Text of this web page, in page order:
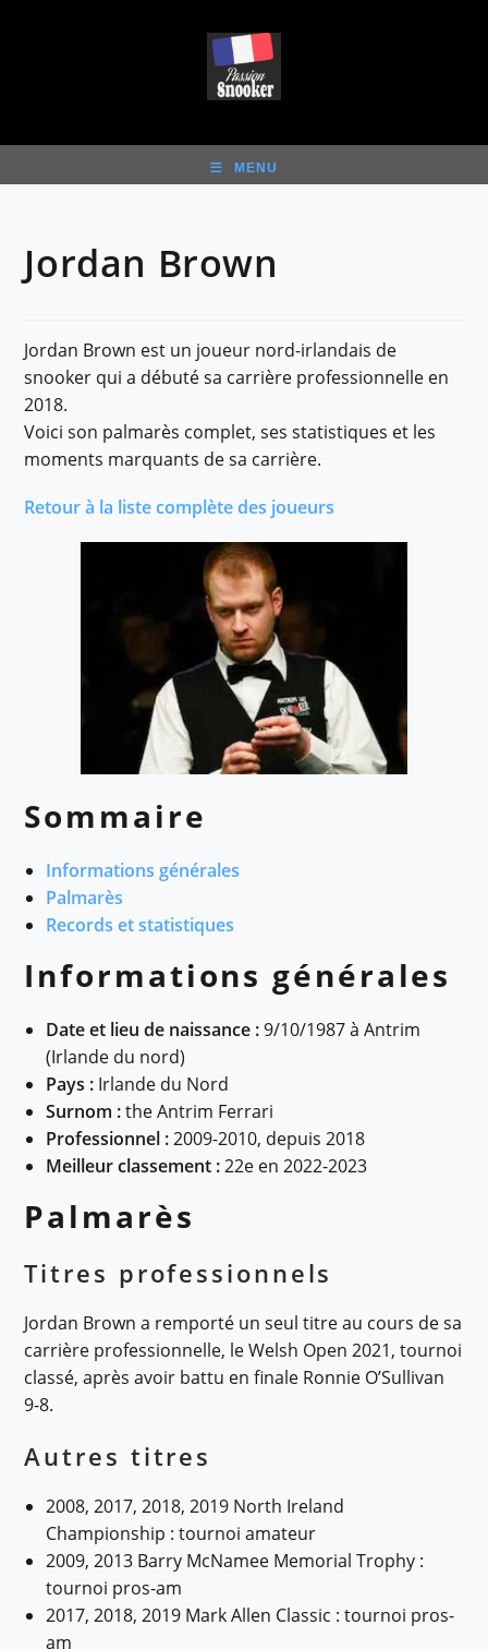
MENU
Jordan Brown
Jordan Brown est un joueur nord-irlandais de
snooker qui a débuté sa carrière professionnelle en
2018.
Voici son palmarès complet, ses statistiques et les
moments marquants de sa carrière.
Retour à la liste complète des joueurs
Sommaire
Informations générales
Palmarès
Records et statistiques
Informations générales
Date et lieu de naissance :9/10/1987 à Antrim
(Irlande du nord)
Pays : Irlande du Nord
Surnom :the Antrim Ferrari
Professionnel :2009-2010, depuis 2018
Meilleur classement :22e en 2022-2023
Palmarès
Titres professionnels
Jordan Brown a remporté un seul titre au cours de sa
carrière professionnelle, le Welsh Open 2021, tournoi
classé, après avoir battu en finale Ronnie O’Sullivan
9-8.
Autres titres
2008, 2017, 2018, 2019 North Ireland
Championship : tournoi amateur
2009, 2013 Barry McNamee Memorial Trophy :
tournoi pros-am
2017, 2018, 2019 Mark Allen Classic : tournoi pros-
am